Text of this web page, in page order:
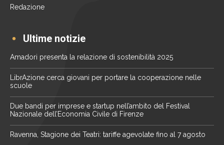
Redazione
Ultime notizie
Amadori presenta la relazione di sostenibilità 2025
LibrAzione cerca giovani per portare la cooperazione nelle
scuole
Due bandi per imprese e startup nell’ambito del Festival
Nazionale dell’Economia Civile di Firenze
Ravenna, Stagione dei Teatri: tariffe agevolate fino al 7 agosto